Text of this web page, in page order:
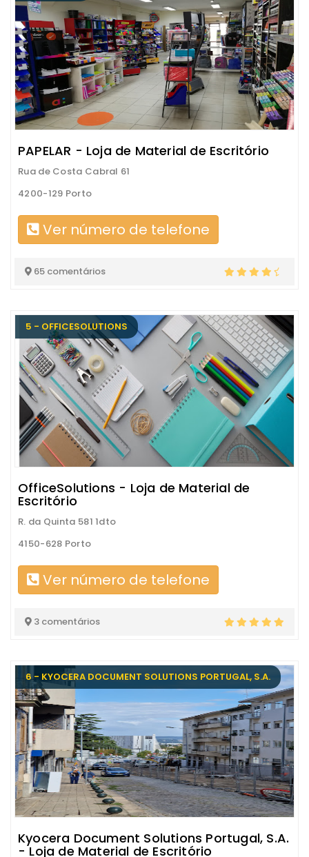
PAPELAR - Loja de Material de Escritório
Rua de Costa Cabral 61
4200-129 Porto
Ver número de telefone
65 comentários
5 - OFFICESOLUTIONS
OfficeSolutions - Loja de Material de
Escritório
R. da Quinta 581 1dto
4150-628 Porto
Ver número de telefone
3 comentários
6 - KYOCERA DOCUMENT SOLUTIONS PORTUGAL, S.A.
Kyocera Document Solutions Portugal, S.A.
- Loja de Material de Escritório